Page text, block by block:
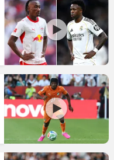
תגיות
המגזין